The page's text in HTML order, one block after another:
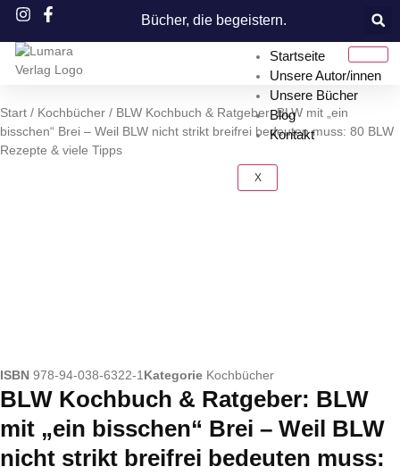
Bücher, die begeistern.
Startseite
Unsere Autor/innen
Unsere Bücher
Blog
Kontakt
X
Start / Kochbücher / BLW Kochbuch & Ratgeber: BLW mit „ein
bisschen“ Brei – Weil BLW nicht strikt breifrei bedeuten muss: 80 BLW
Rezepte & viele Tipps
ISBN 978-94-038-6322-1 Kategorie Kochbücher
BLW Kochbuch & Ratgeber: BLW
mit „ein bisschen“ Brei – Weil BLW
nicht strikt breifrei bedeuten muss: